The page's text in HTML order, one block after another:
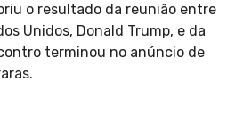
o resultado da reunião entre
Unidos, Donald Trump, e da
terminou no anúncio de